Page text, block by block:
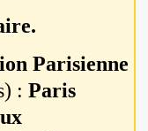
Parisienne
:Paris